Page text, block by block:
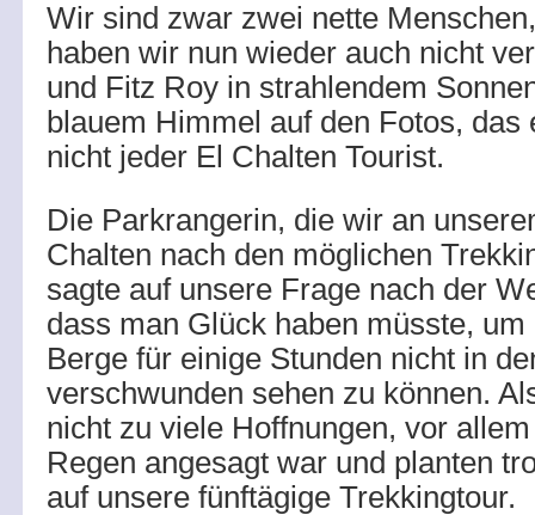
Wir sind zwar zwei nette
haben wir nun wieder auch nicht
und Fitz Roy in strahlendem
blauem Himmel auf den Fotos, das
nicht jeder El Chalten Tourist.
Die Parkrangerin, die wir an
Chalten nach den möglichen
sagte auf unsere Frage nach der
dass man Glück haben müsste,
Berge für einige Stunden nicht in
verschwunden sehen zu können.
nicht zu viele Hoffnungen, vor
Regen angesagt war und planten
auf unsere fünftägige Trekkingtour.